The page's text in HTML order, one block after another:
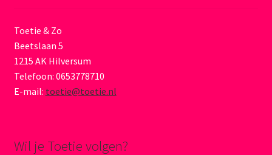
Toetie & Zo
Beetslaan 5
1215 AK Hilversum
Telefoon: 0653778710
E-mail: toetie@toetie.nl
Wil je Toetie volgen?